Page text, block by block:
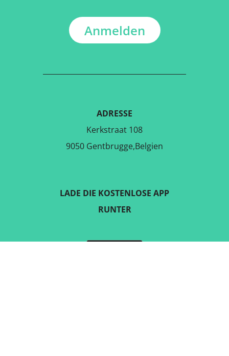
Anmelden
ADRESSE
Kerkstraat 108
9050 Gentbrugge,Belgien
LADE DIE KOSTENLOSE APP
RUNTER